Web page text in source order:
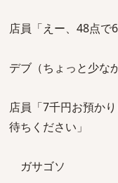
店員「えー、48点で
デブ（ちょっと少な
店員「7千円お預か
待ちください」
ガサゴソ